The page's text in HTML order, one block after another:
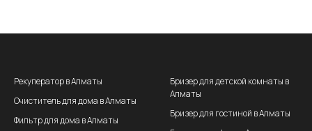
Рекуператор в Алматы
Очиститель для дома в Алматы
Фильтр для дома в Алматы
Бризер для детской комнаты в
Алматы
Бризер для гостиной в Алматы